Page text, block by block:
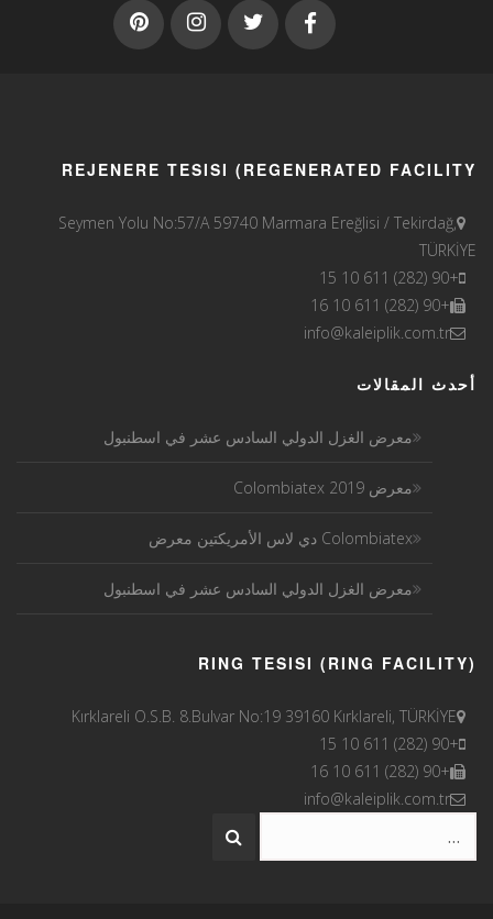
REJENERE TESISI (REGENERATED FACILITY
Seymen Yolu No:57/A 59740 Marmara Ereğlisi / Tekirdağ,
TÜRKİYE
+90 (282) 611 10 15
+90 (282) 611 10 16
info@kaleiplik.com.tr
أحدث المقالات
معرض الغزل الدولي السادس عشر في اسطنبول
معرض Colombiatex 2019
Colombiatex دي لاس الأمريكتين معرض
معرض الغزل الدولي السادس عشر في اسطنبول
RING TESISI (RING FACILITY)
Kırklareli O.S.B. 8.Bulvar No:19 39160 Kırklareli, TÜRKİYE
+90 (282) 611 10 15
+90 (282) 611 10 16
info@kaleiplik.com.tr